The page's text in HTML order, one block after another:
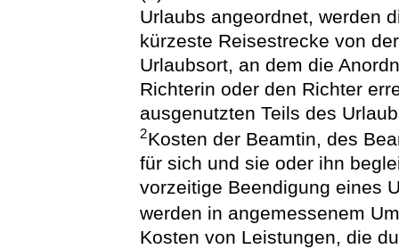
Urlaubs angeordnet, werden
kürzeste Reisestrecke von
Urlaubsort, an dem die
Richterin oder den Richter
ausgenutzten Teils des
2Kosten der Beamtin, des
für sich und sie oder ihn
vorzeitige Beendigung eines
werden in angemessenem
Kosten von Leistungen, die